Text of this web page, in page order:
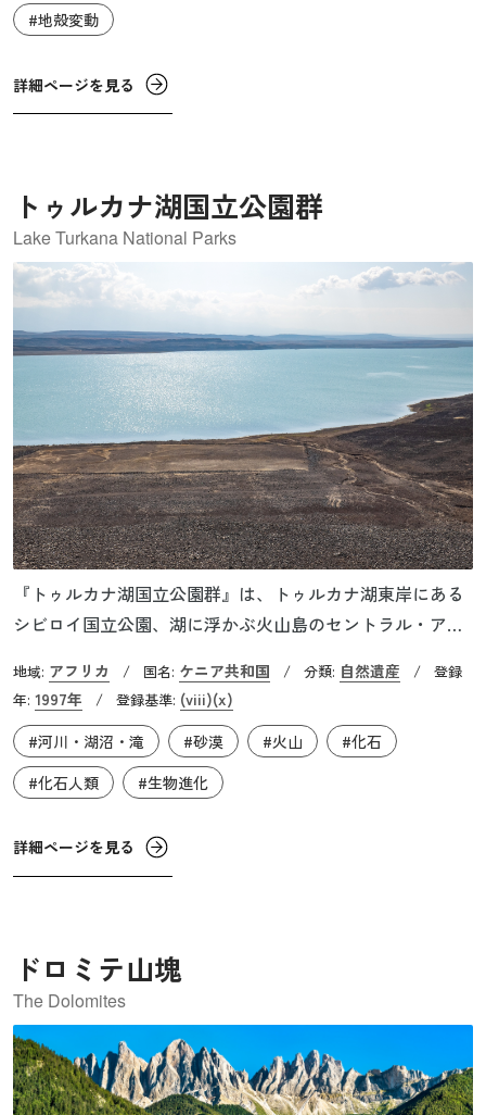
幅広い年代にまたがった多数の化石が発掘されています。
生・陸生の爬虫類、哺乳類、そして樹木に至る多様な生物
の化石が見られます。それらの化石は18世紀から今日に至
ヴォン紀の名称は、この東デヴォン海岸に由来していま
す。
#地殻変動
詳細ページを見る
トゥルカナ湖国立公園群
Lake Turkana National Parks
『トゥルカナ湖国立公園群』は、トゥルカナ湖東岸にある
シビロイ国立公園、湖に浮かぶ火山島のセントラル・アイ
公園の3つの国立公園を合わせた、総面積約1,600km2に及ぶ
エリアから構成されています。トゥルカナ湖はアフリカ大
陸を南北に縦断する大地溝帯に沿って位置しており、アフ
リカで4番目に大きな湖であると同時に、世界最大級の砂
漠湖としても有名です。また、東アフリカに存在する湖の
中では最も塩分濃度が高いという特徴があります。その息
をのむような美しい色から「翡翠の海」とも呼ばれていま
地域: アフリカ / 国名: ケニア共和国 / 分類: 自然遺産 /
登録
年: 1997年 / 登録基準: (viii)(x)
#河川・湖沼・滝
#砂漠 #火山
#化石
#化石人類
#生物進化
詳細ページを見る
ドロミテ山塊
The Dolomites